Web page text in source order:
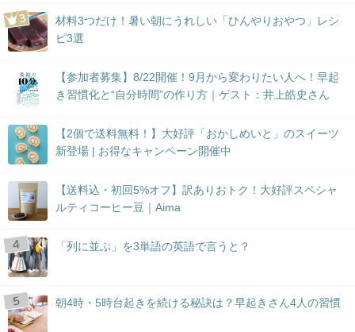
材料3つだけ！暑い朝にうれしい「ひんやりおやつ」レシ
ピ3選
【参加者募集】8/22開催！9月から変わりたい人へ！早起
き習慣化と“自分時間”の作り方｜ゲスト：井上皓史さん
【2個で送料無料！】大好評「おかしめいと」のスイーツ
新登場 | お得なキャンペーン開催中
【送料込・初回5%オフ】訳ありおトク！大好評スペシャ
ルティコーヒー豆｜Aima
「列に並ぶ」を3単語の英語で言うと？
朝4時・5時台起きを続ける秘訣は？早起きさん4人の習慣